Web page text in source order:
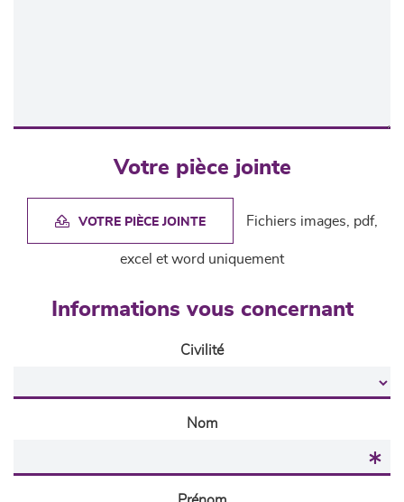
Votre pièce jointe
VOTRE PIÈCE JOINTE Fichiers images, pdf,
excel et word uniquement
Informations vous concernant
Civilité
Nom